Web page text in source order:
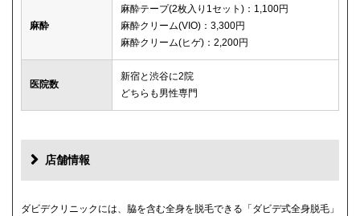
麻酔
麻酔テープ(2枚入り1セット)：1,100円
麻酔クリーム(VIO)：3,300円
麻酔クリーム(ヒゲ)：2,200円
医院数
新宿と渋谷に2院
どちらも男性専門
店舗情報
ダビデクリニックには、脇を含む全身を脱毛できる「ダビデ式全身脱毛」